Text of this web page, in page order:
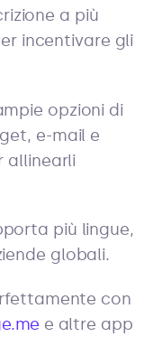
a più
incentivare gli
opzioni di
e-mail e
allinearli
più lingue,
globali.
con
e altre app